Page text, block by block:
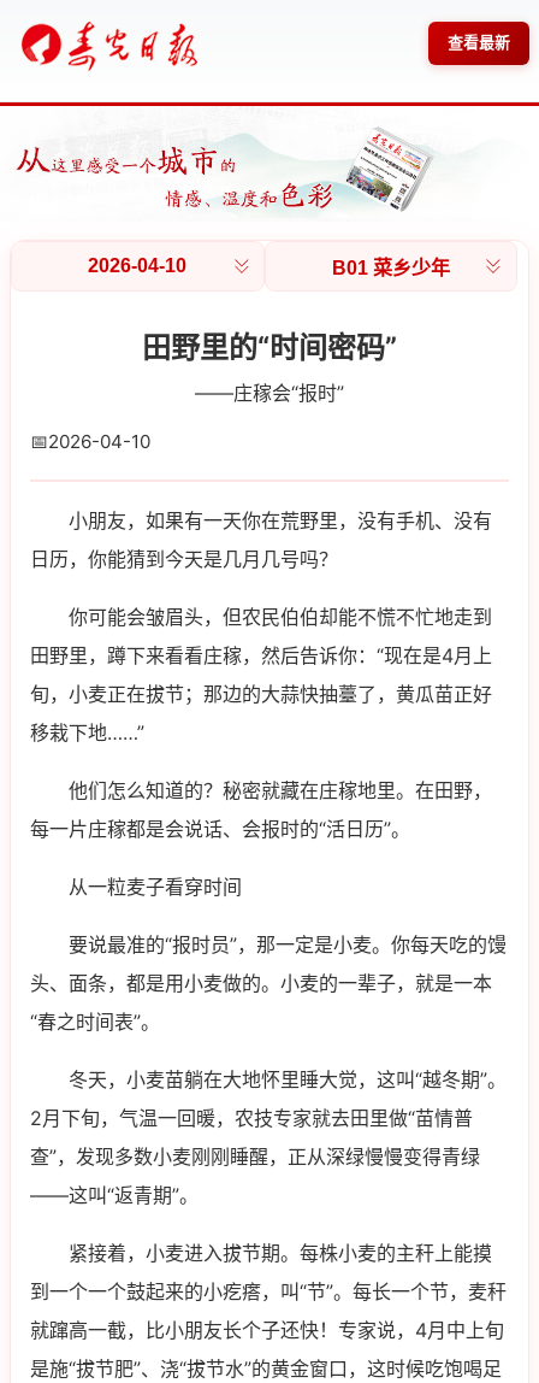
查看最新
2026-04-10 B01 菜乡少年
田野里的“时间密码”
——庄稼会“报时”
📅2026-04-10
小朋友，如果有一天你在荒野里，没有手机、没有
日历，你能猜到今天是几月几号吗？
你可能会皱眉头，但农民伯伯却能不慌不忙地走到
田野里，蹲下来看看庄稼，然后告诉你：“现在是4月上
旬，小麦正在拔节；那边的大蒜快抽薹了，黄瓜苗正好
移栽下地……”
他们怎么知道的？秘密就藏在庄稼地里。在田野，
每一片庄稼都是会说话、会报时的“活日历”。
从一粒麦子看穿时间
要说最准的“报时员”，那一定是小麦。你每天吃的馒
头、面条，都是用小麦做的。小麦的一辈子，就是一本
“春之时间表”。
冬天，小麦苗躺在大地怀里睡大觉，这叫“越冬期”。
2月下旬，气温一回暖，农技专家就去田里做“苗情普
查”，发现多数小麦刚刚睡醒，正从深绿慢慢变得青绿
——这叫“返青期”。
紧接着，小麦进入拔节期。每株小麦的主秆上能摸
到一个一个鼓起来的小疙瘩，叫“节”。每长一个节，麦秆
就蹿高一截，比小朋友长个子还快！专家说，4月中上旬
是施“拔节肥”、浇“拔节水”的黄金窗口，这时候吃饱喝足